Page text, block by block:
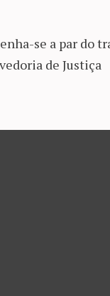
se a par do
de Justiça